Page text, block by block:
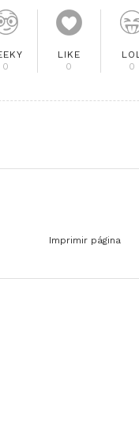
0
LIKE
0
LOL
0
Imprimir página